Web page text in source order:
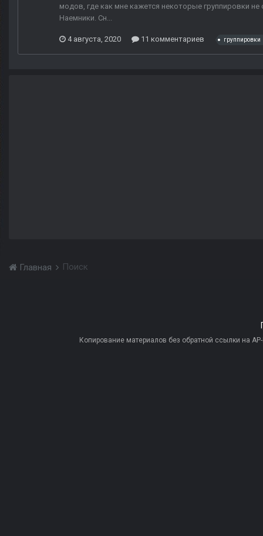
модов, где как мне кажется некоторые группировки
Наемники. Сн...
4 августа, 2020 11 комментариев группировки
Главная Поиск
Копирование материалов без обратной ссылки на